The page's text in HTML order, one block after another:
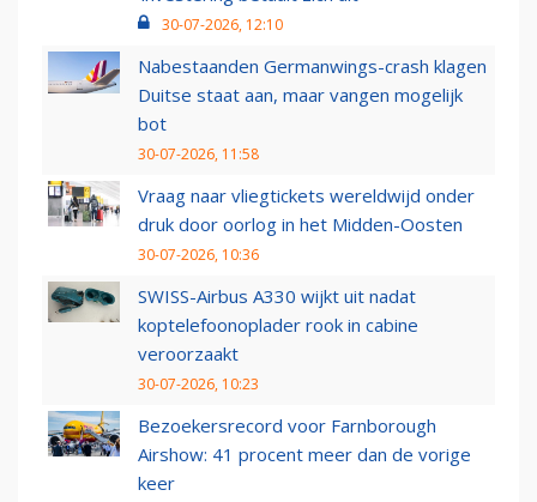
30-07-2026, 12:10
Nabestaanden Germanwings-crash klagen
Duitse staat aan, maar vangen mogelijk
bot
30-07-2026, 11:58
Vraag naar vliegtickets wereldwijd onder
druk door oorlog in het Midden-Oosten
30-07-2026, 10:36
SWISS-Airbus A330 wijkt uit nadat
koptelefoonoplader rook in cabine
veroorzaakt
30-07-2026, 10:23
Bezoekersrecord voor Farnborough
Airshow: 41 procent meer dan de vorige
keer